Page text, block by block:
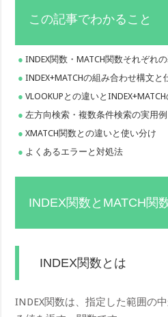
この記事でわかること
INDEX関数・MATCH関数それぞれ
INDEX+MATCHの組み合わせ構文と
VLOOKUPとの違いと
左方向検索・複数条件検索の実用例
XMATCH関数との違いと使い分け
よくあるエラーと対処法
INDEX関数とMATCH関
INDEX関数とは
INDEX関数は、指定した範囲の